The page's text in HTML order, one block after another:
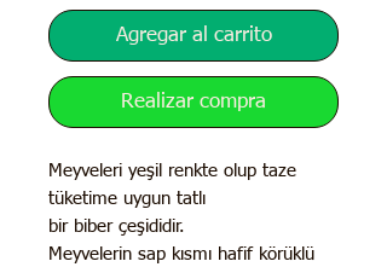
Agregar al carrito
Realizar compra
Meyveleri yeşil renkte olup taze
tüketime uygun tatlı
bir biber çeşididir.
Meyvelerin sap kısmı hafif körüklü